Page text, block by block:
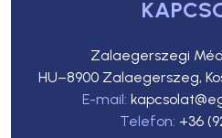
Zalaegerszegi
HU–8900 Zalaegerszeg,
E-mail:
Telefon: +36